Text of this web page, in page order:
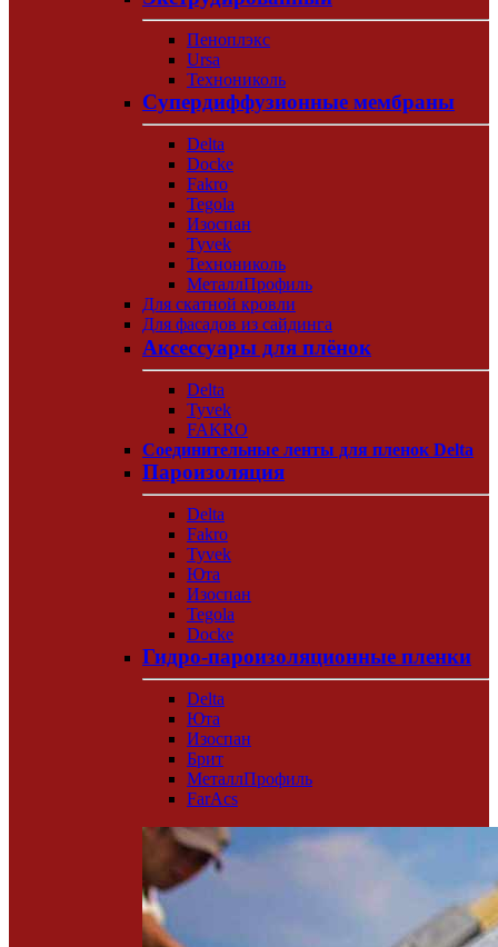
Пеноплэкс
Ursa
Технониколь
Супердиффузионные мембраны
Delta
Docke
Fakro
Tegola
Изоспан
Tyvek
Технониколь
МеталлПрофиль
Для скатной кровли
Для фасадов из сайдинга
Аксессуары для плёнок
Delta
Tyvek
FAKRO
Соединительные ленты для пленок Delta
Пароизоляция
Delta
Fakro
Tyvek
Юта
Изоспан
Tegola
Docke
Гидро-пароизоляционные пленки
Delta
Юта
Изоспан
Брит
МеталлПрофиль
FarAcs